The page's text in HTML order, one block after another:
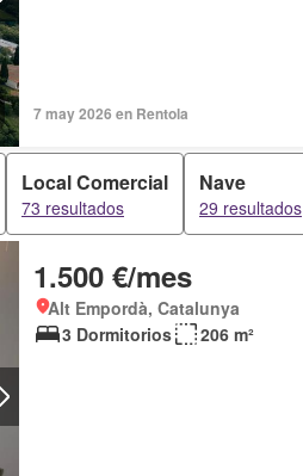
7 may 2026 en Rentola
Local Comercial
73 resultados
Nave
29 resultados
1.500 €/mes
Alt Empordà, Catalunya
3 Dormitorios
206 m²